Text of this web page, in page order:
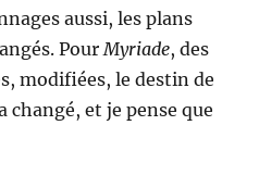
aussi, les plans
Pour Myriade, des
modifiées, le destin de
changé, et je pense que